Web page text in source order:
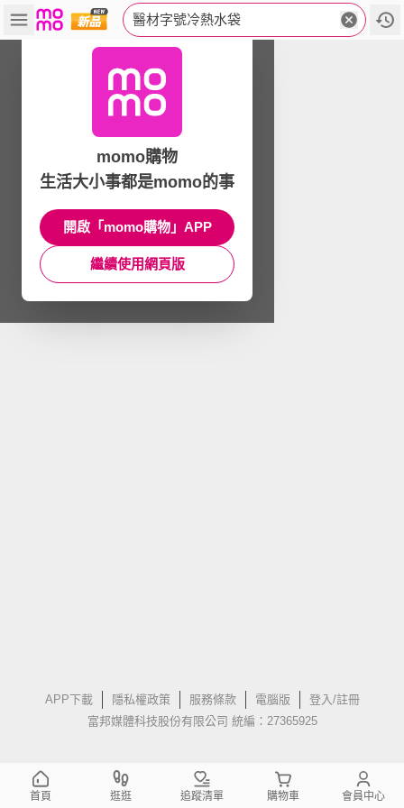
醫材字號冷熱水袋
APP下載 隱私權政策 服務條款 電腦版
登入/註冊
富邦媒體科技股份有限公司 統編：27365925
momo購物
生活大小事都是momo的事
開啟「momo購物」APP
繼續使用網頁版
首頁 逛逛 追蹤清單 購物車 會員中心